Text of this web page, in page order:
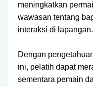
meningkatkan
wawasan tentang
interaksi di lapangan.
Dengan
ini, pelatih dapat
sementara pemain